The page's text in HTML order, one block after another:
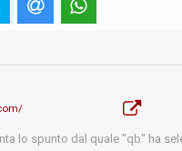
lo spunto dal quale "qb" ha